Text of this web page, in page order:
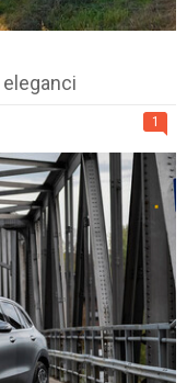
1